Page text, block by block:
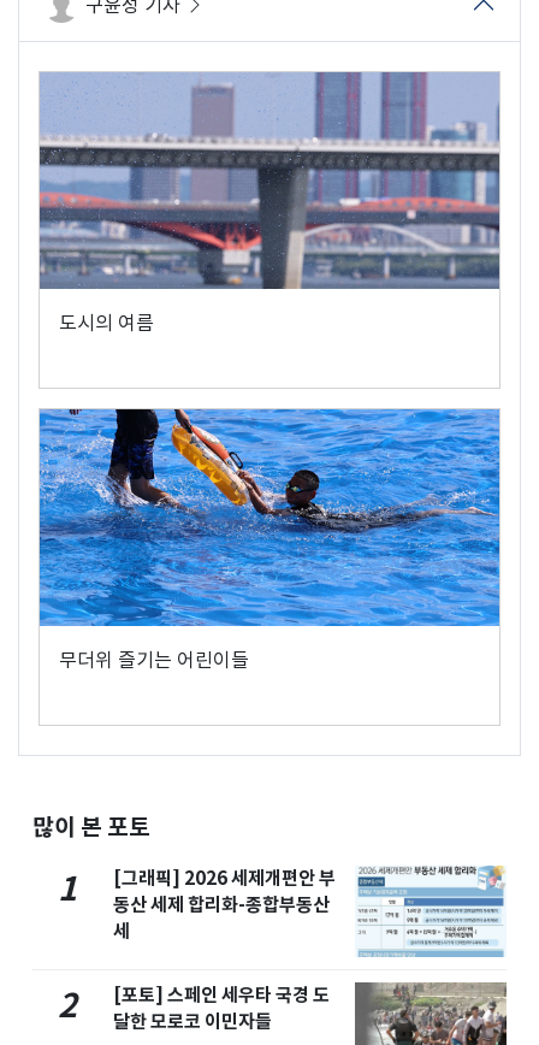
구윤성 기자
도시의 여름
무더위 즐기는 어린이들
많이 본 포토
1
[그래픽] 2026 세제개편안 부
동산 세제 합리화-종합부동산
세
2
[포토] 스페인 세우타 국경 도
달한 모로코 이민자들